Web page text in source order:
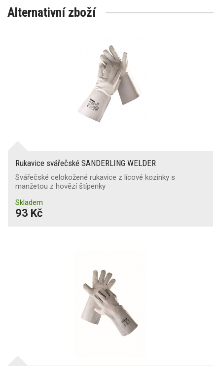
Alternativní zboží
Rukavice svářečské SANDERLING WELDER
Svářečské celokožené rukavice z lícové kozinky s
manžetou z hovězí štípenky
Skladem
93 Kč